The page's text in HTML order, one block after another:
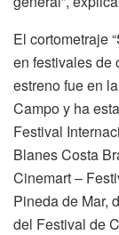
El cortometraje
en festivales de
estreno fue en
Campo y ha
Festival
Blanes Costa
Cinemart –
Pineda de Mar,
del Festival de